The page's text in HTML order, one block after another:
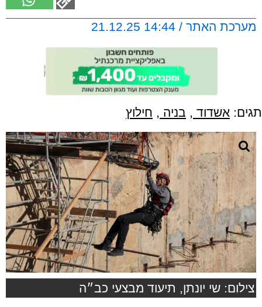
מערכת האתר / 14:44 21.12.25
תגים: אשדוד , בניה , חילוץ
צילום: שי יונתן, תיעוד מבצעי כב״ה